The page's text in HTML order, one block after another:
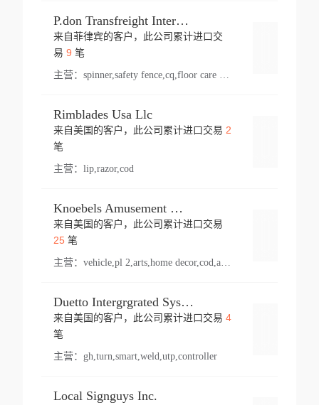
P.don Transfreight International
来自菲律宾的客户，此公司累计进口交
易 9 笔
主营：
Rimblades Usa Llc
来自美国的客户，此公司累计进口交易 2
笔
主营： lip,razor,cod
Knoebels Amusement Resort
来自美国的客户，此公司累计进口交易
25笔
主营： vehicle,pl 2,arts,home decor,cod,amusement ride,sea
Duetto Intergrgrated Systems Inc.
来自美国的客户，此公司累计进口交易 4
笔
主营： gh,turn,smart,weld,utp,controller
Local Signguys Inc.